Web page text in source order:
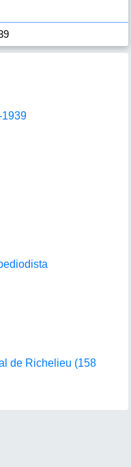
1939
de Richelieu (158